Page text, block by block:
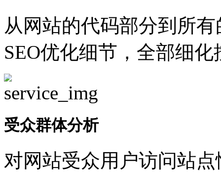
从网站的代码部分到所
SEO优化细节，全部细
受众群体分析
对网站受众用户访问站